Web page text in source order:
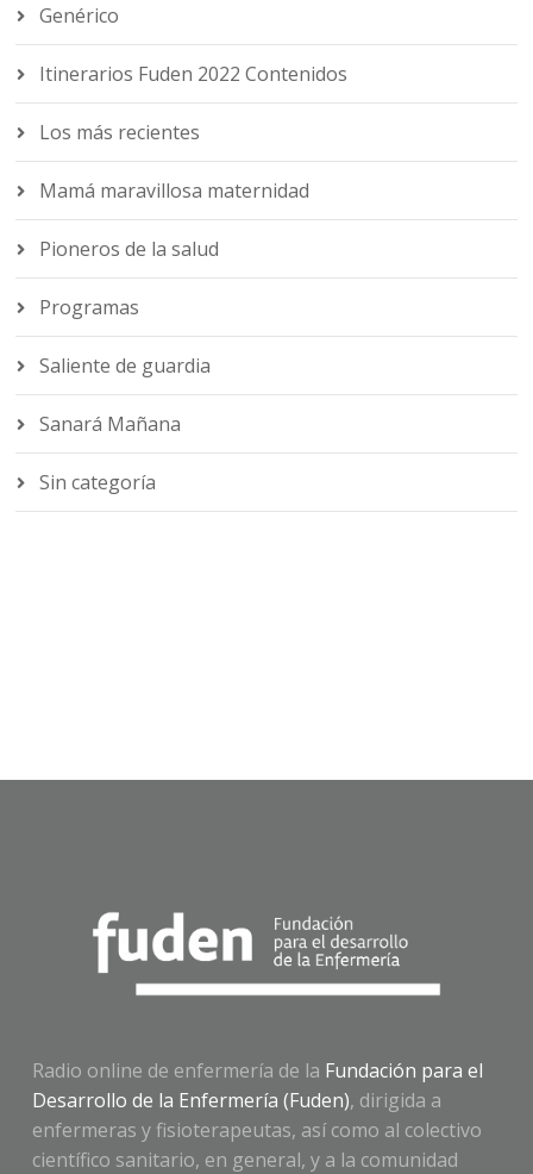
Genérico
Itinerarios Fuden 2022 Contenidos
Los más recientes
Mamá maravillosa maternidad
Pioneros de la salud
Programas
Saliente de guardia
Sanará Mañana
Sin categoría
Radio online de enfermería de la Fundación para el
Desarrollo de la Enfermería (Fuden), dirigida a
enfermeras y fisioterapeutas, así como al colectivo
científico sanitario, en general, y a la comunidad